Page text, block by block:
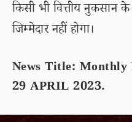
किसी भी वित्तीय नुकसान के
जिम्मेदार नहीं होगा।
News Title: Monthly
29 APRIL 2023.